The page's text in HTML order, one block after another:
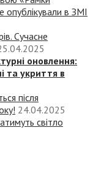
опублікували в ЗМІ
Сучасне
оновлення:
та укриття в
після
24.04.2025
світло